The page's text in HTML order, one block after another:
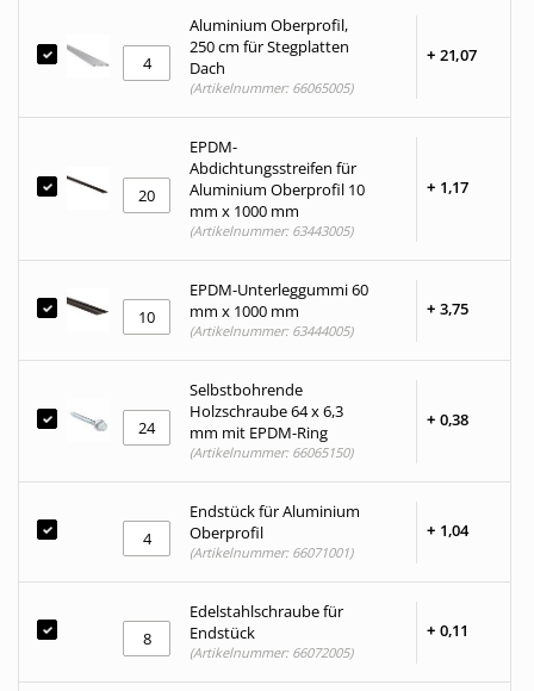
Aluminium Oberprofil,
250 cm für Stegplatten
Dach
+ 21,07
(Artikelnummer: 66065005)
EPDM-
Abdichtungsstreifen für
Aluminium Oberprofil 10
mm x 1000 mm
+ 1,17
(Artikelnummer: 63443005)
EPDM-Unterleggummi 60
mm x 1000 mm
+ 3,75
(Artikelnummer: 63444005)
Selbstbohrende
Holzschraube 64 x 6,3
mm mit EPDM-Ring
+ 0,38
(Artikelnummer: 66065150)
Endstück für Aluminium
Oberprofil
+ 1,04
(Artikelnummer: 66071001)
Edelstahlschraube für
Endstück
+ 0,11
(Artikelnummer: 66072005)